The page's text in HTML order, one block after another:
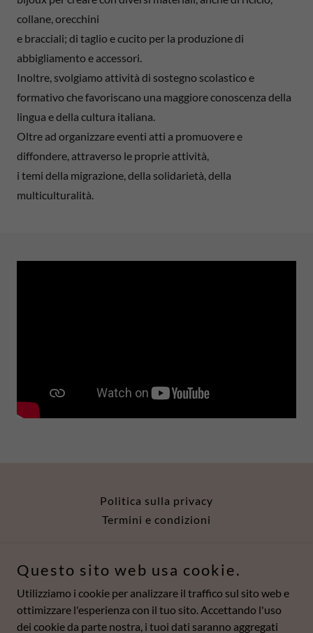
collane, orecchini
e bracciali; di taglio e cucito per la produzione di
abbigliamento e accessori.
Inoltre, svolgiamo attività di sostegno scolastico e
formativo che favoriscano una maggiore conoscenza della
lingua e della cultura italiana.
Oltre ad organizzare eventi atti a promuovere e
diffondere, attraverso le proprie attività,
i temi della migrazione, della solidarietà, della
multiculturalità.
Politica sulla privacy
Termini e condizioni
Il Segreto di Penelope - C.F. 92081620137
Piazza Mario Cermenati 5, 23900 Lecco, Italy
Questo sito web usa cookie.
Utilizziamo i cookie per analizzare il traffico sul sito web e
ottimizzare l'esperienza con il tuo sito. Accettando l'uso
dei cookie da parte nostra, i tuoi dati saranno aggregati